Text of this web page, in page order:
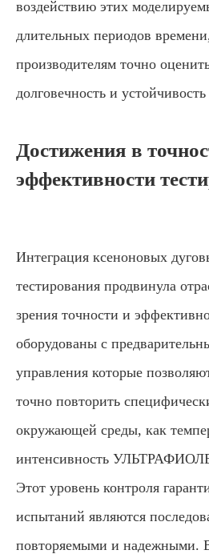
воздействию этих
длительных периодов
производителям точно
долговечность и
Достижения в
эффективности
Интеграция ксеноновых
тестирования продвинула
зрения точности и
оборудованы с
управления которые
точно повторить
окружающей среды, как
интенсивность
Этот уровень контроля
испытаний являются
повторяемыми и надежными. В